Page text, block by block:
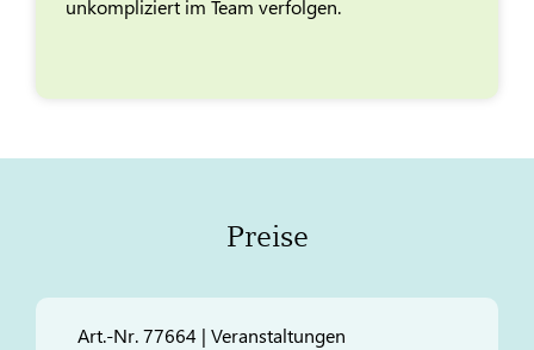
unkompliziert im Team verfolgen.
Preise
Art.-Nr. 77664 | Veranstaltungen